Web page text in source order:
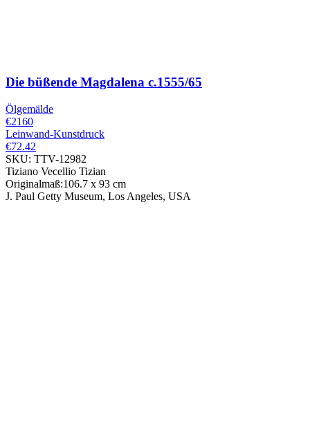
Die büßende Magdalena c.1555/65
Ölgemälde
€2160
Leinwand-Kunstdruck
€72.42
SKU: TTV-12982
Tiziano Vecellio Tizian
Originalmaß:106.7 x 93 cm
J. Paul Getty Museum, Los Angeles, USA